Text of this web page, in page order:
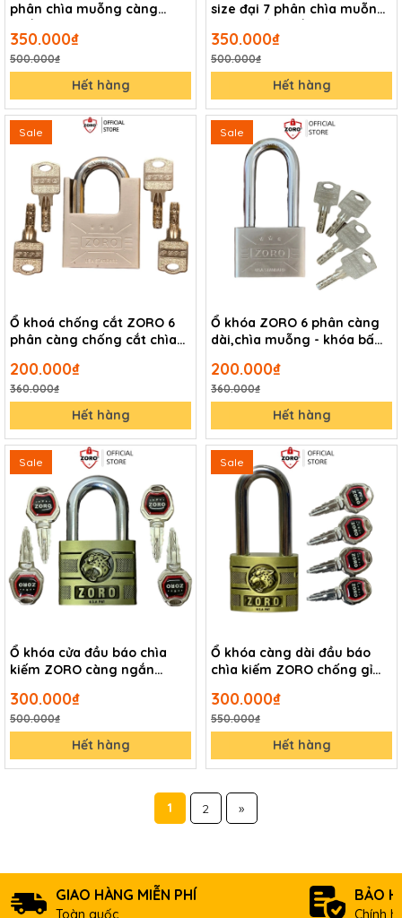
phân chìa muỗng càng
bấm công nghệ mỹ
350.000₫
500.000₫
Hết hàng
size đại 7 phân chìa muỗng
chống trộm cắt khóa bấm
công nghệ mỹ
350.000₫
500.000₫
Hết hàng
Sale
Ổ khoá chống cắt ZORO 6
phân càng chống cắt chìa
chắn
200.000₫
360.000₫
Hết hàng
Sale
Ổ khóa ZORO 6 phân càng
dài,chìa muỗng - khóa bấm
200.000₫
360.000₫
Hết hàng
Sale
Ổ khóa cửa đầu báo chìa
kiếm ZORO càng ngắn
300.000₫
500.000₫
Hết hàng
Sale
Ổ khóa càng dài đầu báo
chìa kiếm ZORO chống gỉ
300.000₫
550.000₫
Hết hàng
1 2 »
GIAO HÀNG MIỄN PHÍ
Toàn quốc
BẢO
Chính